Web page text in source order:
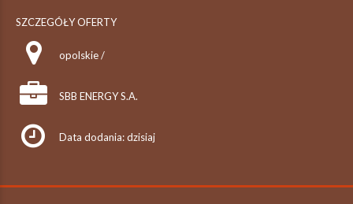
SZCZEGÓŁY OFERTY
opolskie /
SBB ENERGY S.A.
Data dodania: dzisiaj